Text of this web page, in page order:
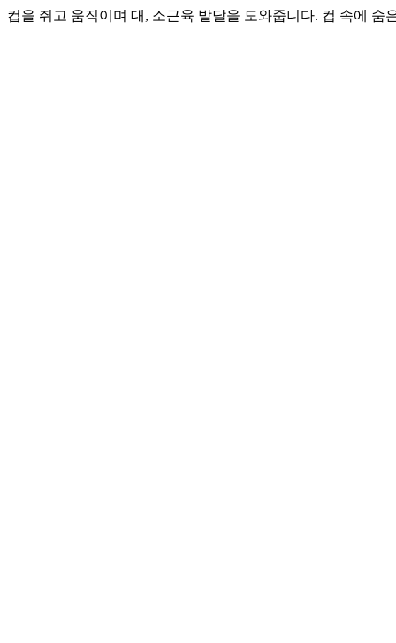
컵을 쥐고 움직이며 대, 소근육 발달을 도와줍니다. 컵 속에 숨